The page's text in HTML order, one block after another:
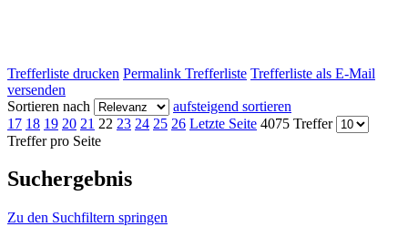
Trefferliste drucken Permalink Trefferliste Trefferliste als E-Mail
versenden
Sortieren nach
aufsteigend sortieren
17 18 19 20 21 22 23 24 25 26 Letzte Seite 4075 Treffer
Treffer pro Seite
Suchergebnis
Zu den Suchfiltern springen